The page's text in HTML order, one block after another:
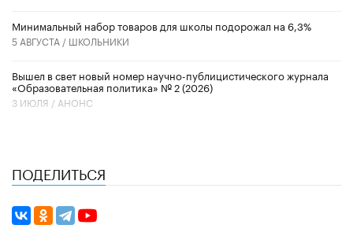
Минимальный набор товаров для школы подорожал на 6,3%
5 АВГУСТА / ШКОЛЬНИКИ
Вышел в свет новый номер научно-публицистического журнала
«Образовательная политика» № 2 (2026)
3 ИЮЛЯ / АНОНС
ПОДЕЛИТЬСЯ